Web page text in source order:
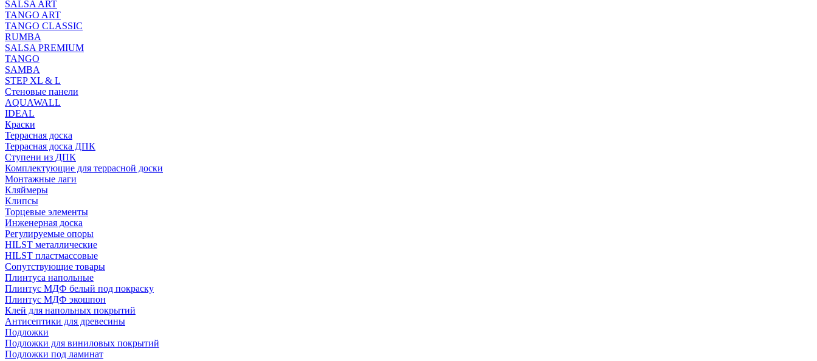
SALSA ART
TANGO ART
TANGO CLASSIC
RUMBA
SALSA PREMIUM
TANGO
SAMBA
STEP XL & L
Стеновые панели
AQUAWALL
IDEAL
Краски
Террасная доска
Террасная доска ДПК
Ступени из ДПК
Комплектующие для террасной доски
Монтажные лаги
Кляймеры
Клипсы
Торцевые элементы
Инженерная доска
Регулируемые опоры
HILST металлические
HILST пластмассовые
Сопутствующие товары
Плинтуса напольные
Плинтус МДФ белый под покраску
Плинтус МДФ экошпон
Клей для напольных покрытий
Антисептики для древесины
Подложки
Подложки для виниловых покрытий
Подложки под ламинат